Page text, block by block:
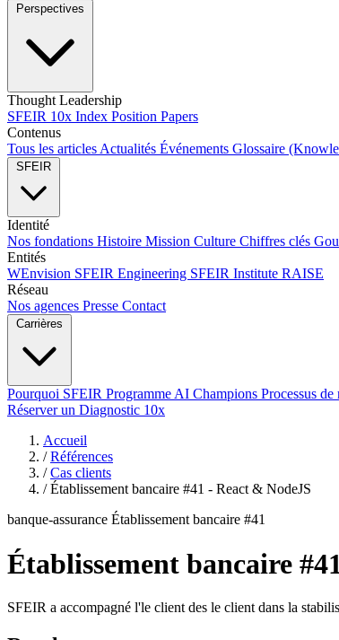
Perspectives
Thought Leadership
SFEIR 10x Index Position Papers
Contenus
Tous les articles Actualités Événements Glossaire
SFEIR
Identité
Nos fondations Histoire Mission Culture Chiffres clés
Entités
WEnvision SFEIR Engineering SFEIR Institute RAISE
Réseau
Nos agences Presse Contact
Carrières
Pourquoi SFEIR Programme AI Champions Processus de
Réserver un Diagnostic 10x
Accueil
/ Références
/ Cas clients
/ Établissement bancaire #41 - React & NodeJS
banque-assurance Établissement bancaire #41
Établissement bancaire
SFEIR a accompagné l'le client des le client dans la